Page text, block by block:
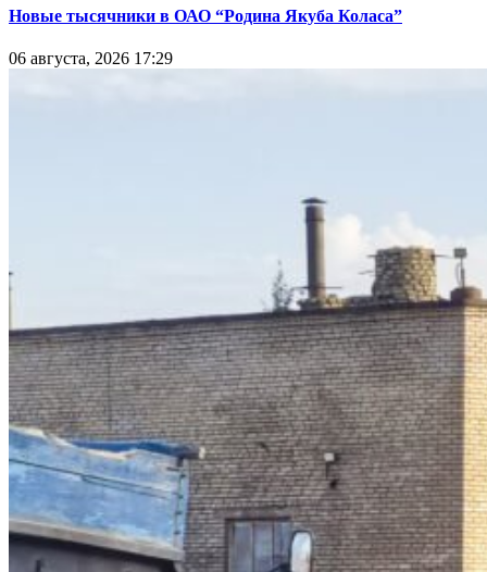
Новые тысячники в ОАО “Родина Якуба Коласа”
06 августа, 2026 17:29